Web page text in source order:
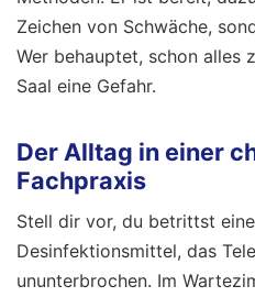
Zeichen von Schwäche,
Wer behauptet, schon alles
Saal eine Gefahr.
Der Alltag in einer
Fachpraxis
Stell dir vor, du betrittst
Desinfektionsmittel, das
ununterbrochen. Im